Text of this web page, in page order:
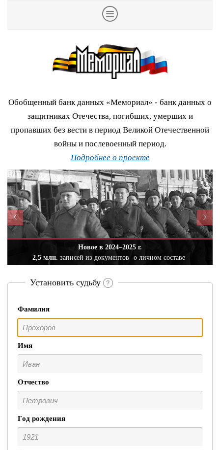
Обобщенный банк данных «Мемориал» - банк данных о
защитниках Отечества, погибших, умерших и
пропавших без вести в период Великой Отечественной
войны и послевоенный период.
Подробнее о проекте
Новое в 2024–2025 г.
2,5 млн. записей из документов о личном составе
Установить судьбу
Фамилия
Имя
Отчество
Год рождения